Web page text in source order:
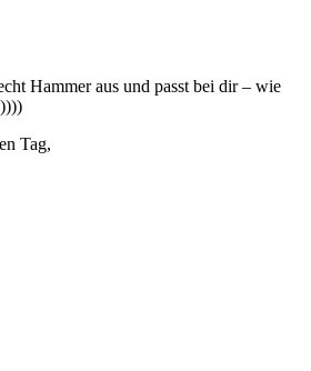
Hammer aus und passt bei dir – wie
Tag,